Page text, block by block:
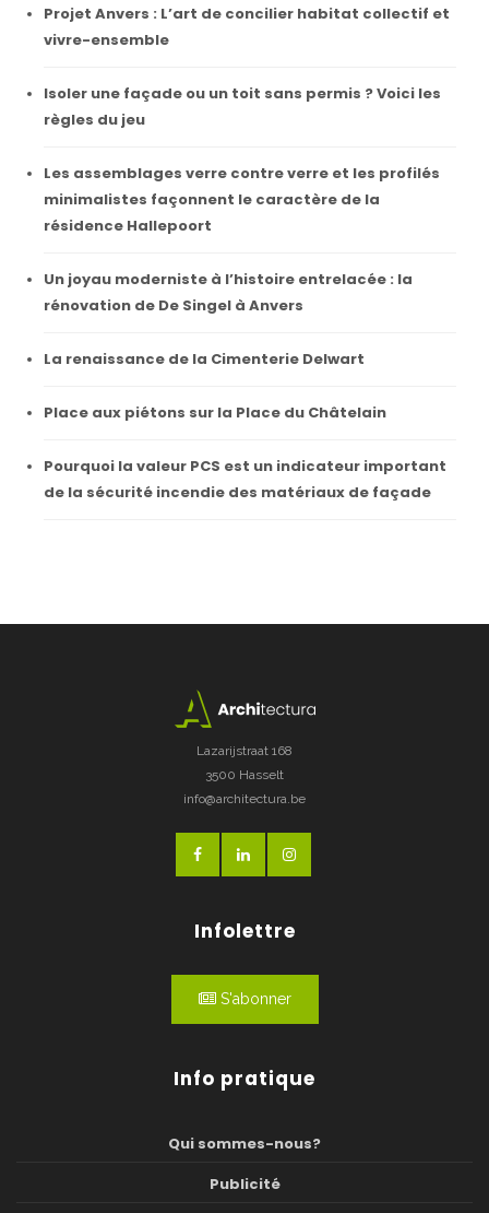
Projet Anvers : L’art de concilier habitat collectif et
vivre-ensemble
Isoler une façade ou un toit sans permis ? Voici les
règles du jeu
Les assemblages verre contre verre et les profilés
minimalistes façonnent le caractère de la
résidence Hallepoort
Un joyau moderniste à l’histoire entrelacée : la
rénovation de De Singel à Anvers
La renaissance de la Cimenterie Delwart
Place aux piétons sur la Place du Châtelain
Pourquoi la valeur PCS est un indicateur important
de la sécurité incendie des matériaux de façade
Lazarijstraat 168
3500 Hasselt
info@architectura.be
Infolettre
S'abonner
Info pratique
Qui sommes-nous?
Publicité